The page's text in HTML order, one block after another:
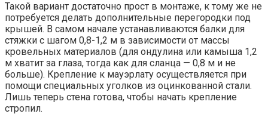
Такой вариант достаточно прост в монтаже, к тому же не
потребуется делать дополнительные перегородки под
крышей. В самом начале устанавливаются балки для
стяжки с шагом 0,8-1,2 м в зависимости от массы
кровельных материалов (для ондулина или камыша 1,2
м хватит за глаза, тогда как для сланца — 0,8 м и не
больше). Крепление к мауэрлату осуществляется при
помощи специальных уголков из оцинкованной стали.
Лишь теперь стена готова, чтобы начать крепление
стропил.